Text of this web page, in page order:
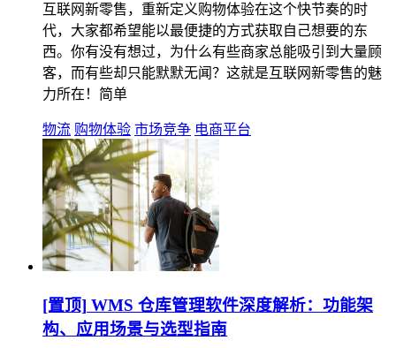
互联网新零售，重新定义购物体验在这个快节奏的时
代，大家都希望能以最便捷的方式获取自己想要的东
西。你有没有想过，为什么有些商家总能吸引到大量顾
客，而有些却只能默默无闻？这就是互联网新零售的魅
力所在！简单
物流 购物体验 市场竞争 电商平台
[置顶] WMS 仓库管理软件深度解析：功能架
构、应用场景与选型指南